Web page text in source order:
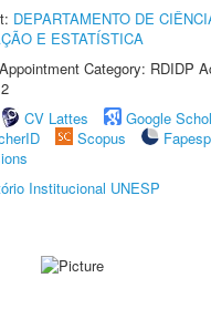
DEPARTAMENTO DE
E ESTATÍSTICA
Category: RDIDP
CV Lattes
Google
Scopus
Fapesp
Institucional UNESP